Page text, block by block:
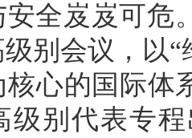
全岌岌可危
别会议，以
核心的国际体
级别代表专